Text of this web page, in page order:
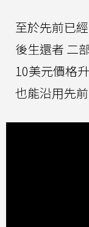
至於先前已
後生還者 二
10美元價格
也能沿用先